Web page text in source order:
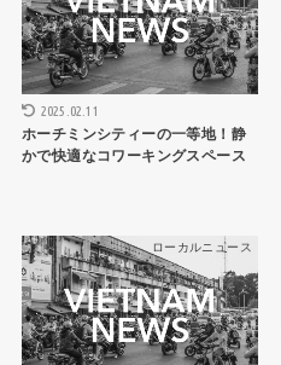
2025.02.11
ホーチミンシティーの一等地！静
かで快適なコワーキングスペース
ローカルニュース